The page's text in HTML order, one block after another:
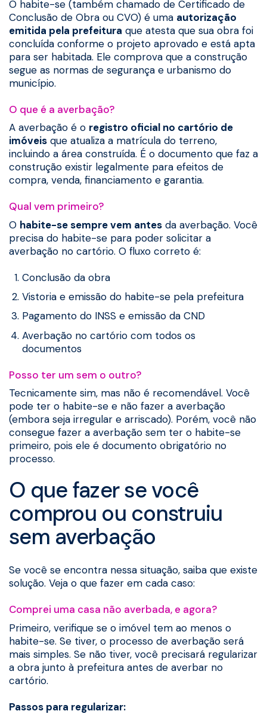
O habite-se (também chamado de Certificado de
Conclusão de Obra ou CVO) é uma autorização
emitida pela prefeitura que atesta que sua obra foi
concluída conforme o projeto aprovado e está apta
para ser habitada. Ele comprova que a construção
segue as normas de segurança e urbanismo do
município.
O que é a averbação?
A averbação é o registro oficial no cartório de
imóveis que atualiza a matrícula do terreno,
incluindo a área construída. É o documento que faz a
construção existir legalmente para efeitos de
compra, venda, financiamento e garantia.
Qual vem primeiro?
O habite-se sempre vem antes da averbação. Você
precisa do habite-se para poder solicitar a
averbação no cartório. O fluxo correto é:
Conclusão da obra
Vistoria e emissão do habite-se pela prefeitura
Pagamento do INSS e emissão da CND
Averbação no cartório com todos os
documentos
Posso ter um sem o outro?
Tecnicamente sim, mas não é recomendável. Você
pode ter o habite-se e não fazer a averbação
(embora seja irregular e arriscado). Porém, você não
consegue fazer a averbação sem ter o habite-se
primeiro, pois ele é documento obrigatório no
processo.
O que fazer se você
comprou ou construiu
sem averbação
Se você se encontra nessa situação, saiba que existe
solução. Veja o que fazer em cada caso:
Comprei uma casa não averbada, e agora?
Primeiro, verifique se o imóvel tem ao menos o
habite-se. Se tiver, o processo de averbação será
mais simples. Se não tiver, você precisará regularizar
a obra junto à prefeitura antes de averbar no
cartório.
Passos para regularizar: